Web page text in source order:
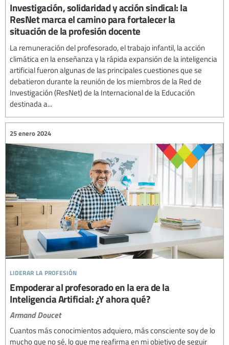
Investigación, solidaridad y acción sindical: la
ResNet marca el camino para fortalecer la
situación de la profesión docente
La remuneración del profesorado, el trabajo infantil, la acción
climática en la enseñanza y la rápida expansión de la inteligencia
artificial fueron algunas de las principales cuestiones que se
debatieron durante la reunión de los miembros de la Red de
Investigación (ResNet) de la Internacional de la Educación
destinada a...
liderar la profesión
25 enero 2024
Empoderar al profesorado en la era de la
Inteligencia Artificial: ¿Y ahora qué?
Armand Doucet
Cuantos más conocimientos adquiero, más consciente soy de lo
mucho que no sé, lo que me reafirma en mi objetivo de seguir